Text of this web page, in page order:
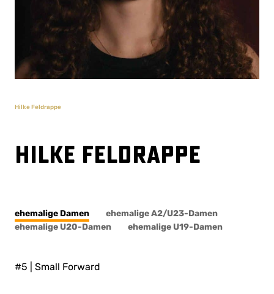
Hilke Feldrappe
Hilke Feldrappe
ehemalige Damen
ehemalige A2/U23-Damen
ehemalige U20-Damen
ehemalige U19-Damen
#5 | Small Forward